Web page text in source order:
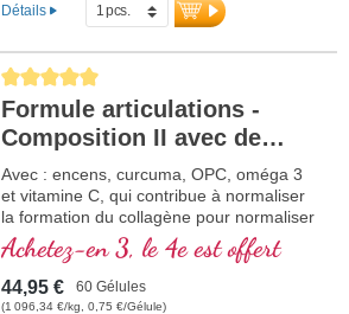
Détails
Average rating of 5 out of 5 stars
Formule articulations -
Composition II avec de
l'encens
Avec : encens, curcuma, OPC, oméga 3
et vitamine C, qui contribue à normaliser
la formation du collagène pour normaliser
la fonction du cartilage. Pour
l'approvisionnement spécifique des
structures cartilagineuses.
Achetez-en 3, le 4e est offert
44,95 € 60 Gélules
(1 096,34 €/kg, 0,75 €/Gélule)